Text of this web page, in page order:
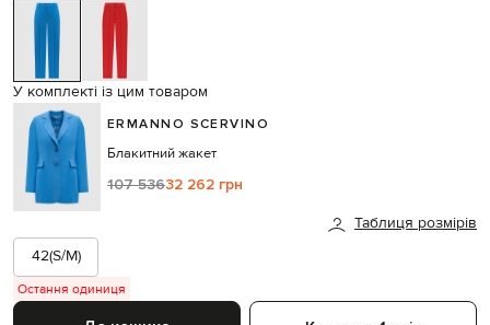
У комплекті із цим товаром
ERMANNO SCERVINO
Блакитний жакет
107 53632 262 грн
Таблиця розмірів
42(S/M)
Остання одиниця